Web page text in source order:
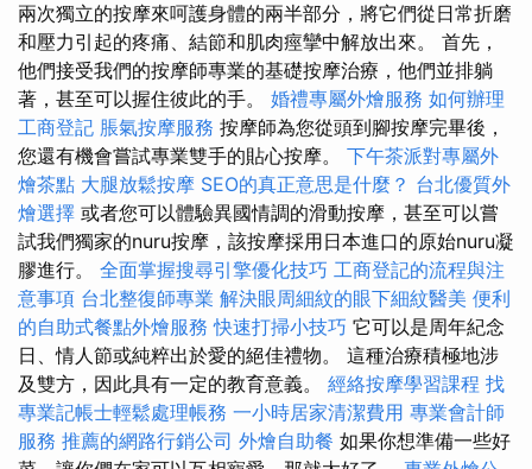
兩次獨立的按摩來呵護身體的兩半部分，將它們從日常折磨
和壓力引起的疼痛、結節和肌肉痙攣中解放出來。 首先，
他們接受我們的按摩師專業的基礎按摩治療，他們並排躺
著，甚至可以握住彼此的手。 婚禮專屬外燴服務 如何辦理
工商登記 脹氣按摩服務 按摩師為您從頭到腳按摩完畢後，
您還有機會嘗試專業雙手的貼心按摩。 下午茶派對專屬外
燴茶點 大腿放鬆按摩 SEO的真正意思是什麼？ 台北優質外
燴選擇 或者您可以體驗異國情調的滑動按摩，甚至可以嘗
試我們獨家的nuru按摩，該按摩採用日本進口的原始nuru凝
膠進行。 全面掌握搜尋引擎優化技巧 工商登記的流程與注
意事項 台北整復師專業 解決眼周細紋的眼下細紋醫美 便利
的自助式餐點外燴服務 快速打掃小技巧 它可以是周年紀念
日、情人節或純粹出於愛的絕佳禮物。 這種治療積極地涉
及雙方，因此具有一定的教育意義。 經絡按摩學習課程 找
專業記帳士輕鬆處理帳務 一小時居家清潔費用 專業會計師
服務 推薦的網路行銷公司 外燴自助餐 如果你想準備一些好